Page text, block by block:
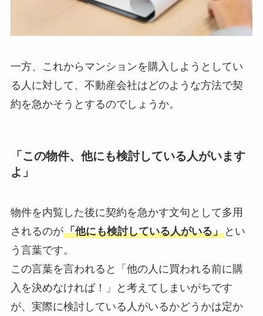
一方、
これからマンションを購入しようとしてい
る人 に対して、不動産会社はどのような方法で契
約を急かそうとするのでしょうか。
「この物件、他にも検討している人がいます
よ」
物件を内覧した後に契約を急かす文句として多用
されるのが「他にも検討している人がいる」とい
う言葉です。
この言葉を言われると「他の人に買われる前に購
入を決めなければ！」と考えてしまいがちです
が、実際に検討している人がいるかどうかは定か